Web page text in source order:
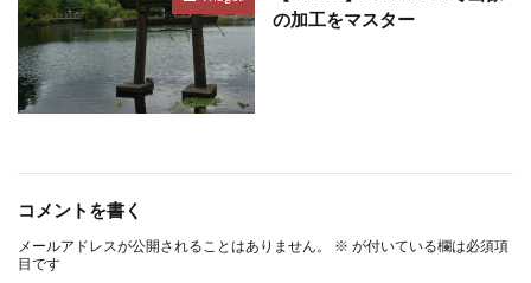
の加工をマスター
コメントを書く
メールアドレスが公開されることはありません。 ※ が付いている欄は必須項
目です